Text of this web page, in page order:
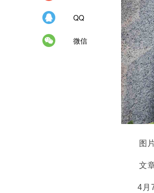
QQ
微信
图片
文章
4月7